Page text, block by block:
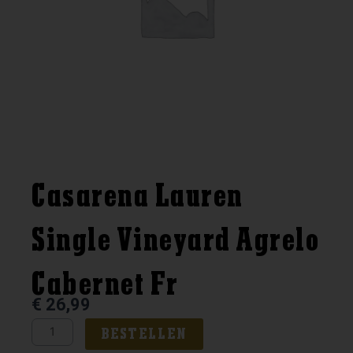
Casarena Lauren
Single Vineyard Agrelo
Cabernet Fr
€ 26,99
Casarena
BESTELLEN